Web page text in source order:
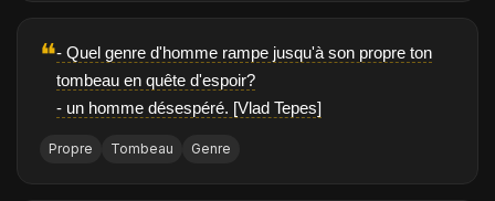
❝- Quel genre d'homme rampe jusqu'à son propre ton
tombeau en quête d'espoir?
- un homme désespéré. [Vlad Tepes]
Propre Tombeau Genre